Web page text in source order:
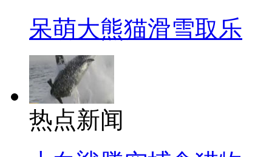
呆萌大熊猫滑雪取乐
热点新闻